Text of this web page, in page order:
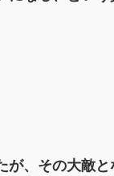
、その大敵と